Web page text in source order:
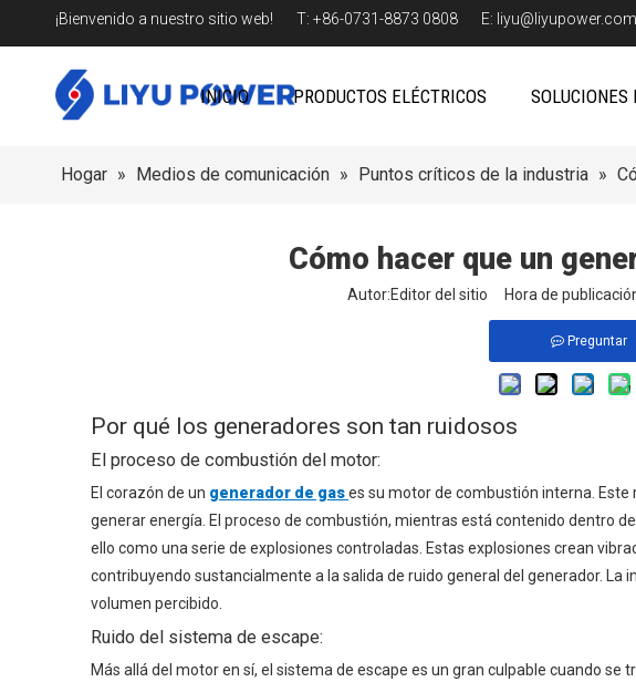
¡Bienvenido a nuestro sitio web! T: +86-0731-8873 0808 E: liyu@liyupower.com
INICIO PRODUCTOS ELÉCTRICOS SOLUCIONES
Hogar » Medios de comunicación » Puntos críticos de la industria »
Cómo hacer que un
Autor:Editor del sitio Hora de
Preguntar
Por qué los generadores son tan ruidosos
El proceso de combustión del motor:
El corazón de un generador de gases su motor de combustión interna.
generar energía. El proceso de combustión, mientras está contenido dentro
ello como una serie de explosiones controladas. Estas explosiones crean
contribuyendo sustancialmente a la salida de ruido general del generador. La
volumen percibido.
Ruido del sistema de escape:
Más allá del motor en sí, el sistema de escape es un gran culpable cuando